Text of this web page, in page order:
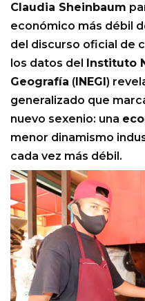
Claudia Sheinbaum
económico más débil
del discurso oficial de
los datos del Instituto
Geografía (INEGI)
generalizado que
nuevo sexenio: una
menor dinamismo
cada vez más débil.